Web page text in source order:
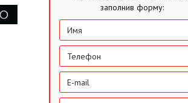
заполнив форму: